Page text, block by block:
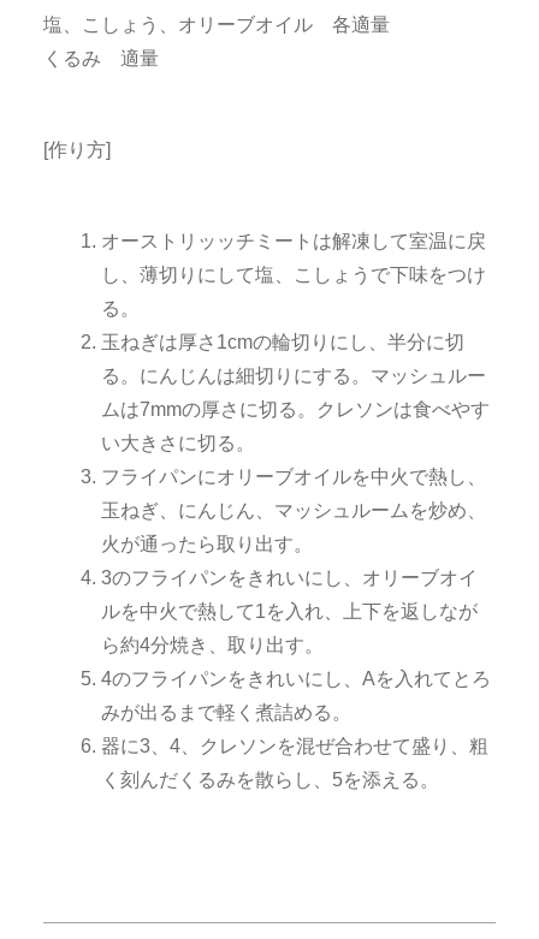
塩、こしょう、オリーブオイル 各適量
くるみ 適量
[作り方]
オーストリッッチミートは解凍して室温に戻
し、薄切りにして塩、こしょうで下味をつけ
る。
玉ねぎは厚さ1cmの輪切りにし、半分に切
る。にんじんは細切りにする。マッシュルー
ムは7mmの厚さに切る。クレソンは食べやす
い大きさに切る。
フライパンにオリーブオイルを中火で熱し、
玉ねぎ、にんじん、マッシュルームを炒め、
火が通ったら取り出す。
3のフライパンをきれいにし、オリーブオイ
ルを中火で熱して1を入れ、上下を返しなが
ら約4分焼き、取り出す。
4のフライパンをきれいにし、Aを入れてとろ
みが出るまで軽く煮詰める。
器に3、4、クレソンを混ぜ合わせて盛り、粗
く刻んだくるみを散らし、5を添える。